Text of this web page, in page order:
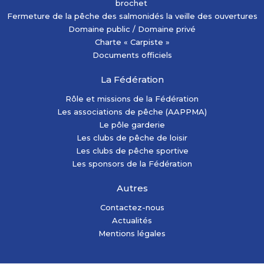
brochet
Fermeture de la pêche des salmonidés la veille des ouvertures
Domaine public / Domaine privé
Charte « Carpiste »
Documents officiels
La Fédération
Rôle et missions de la Fédération
Les associations de pêche (AAPPMA)
Le pôle garderie
Les clubs de pêche de loisir
Les clubs de pêche sportive
Les sponsors de la Fédération
Autres
Contactez-nous
Actualités
Mentions légales